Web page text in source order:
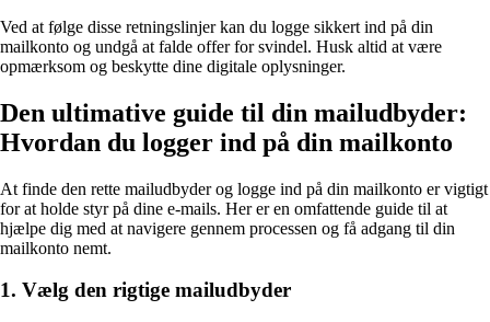
Ved at følge disse retningslinjer kan du logge sikkert ind på din
mailkonto og undgå at falde offer for svindel. Husk altid at være
opmærksom og beskytte dine digitale oplysninger.
Den ultimative guide til din mailudbyder:
Hvordan du logger ind på din mailkonto
At finde den rette mailudbyder og logge ind på din mailkonto er vigtigt
for at holde styr på dine e-mails. Her er en omfattende guide til at
hjælpe dig med at navigere gennem processen og få adgang til din
mailkonto nemt.
1. Vælg den rigtige mailudbyder